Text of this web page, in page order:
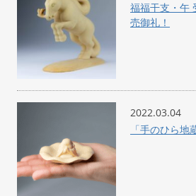
福福干支・午
売御礼！
2022.03.04
「手のひら